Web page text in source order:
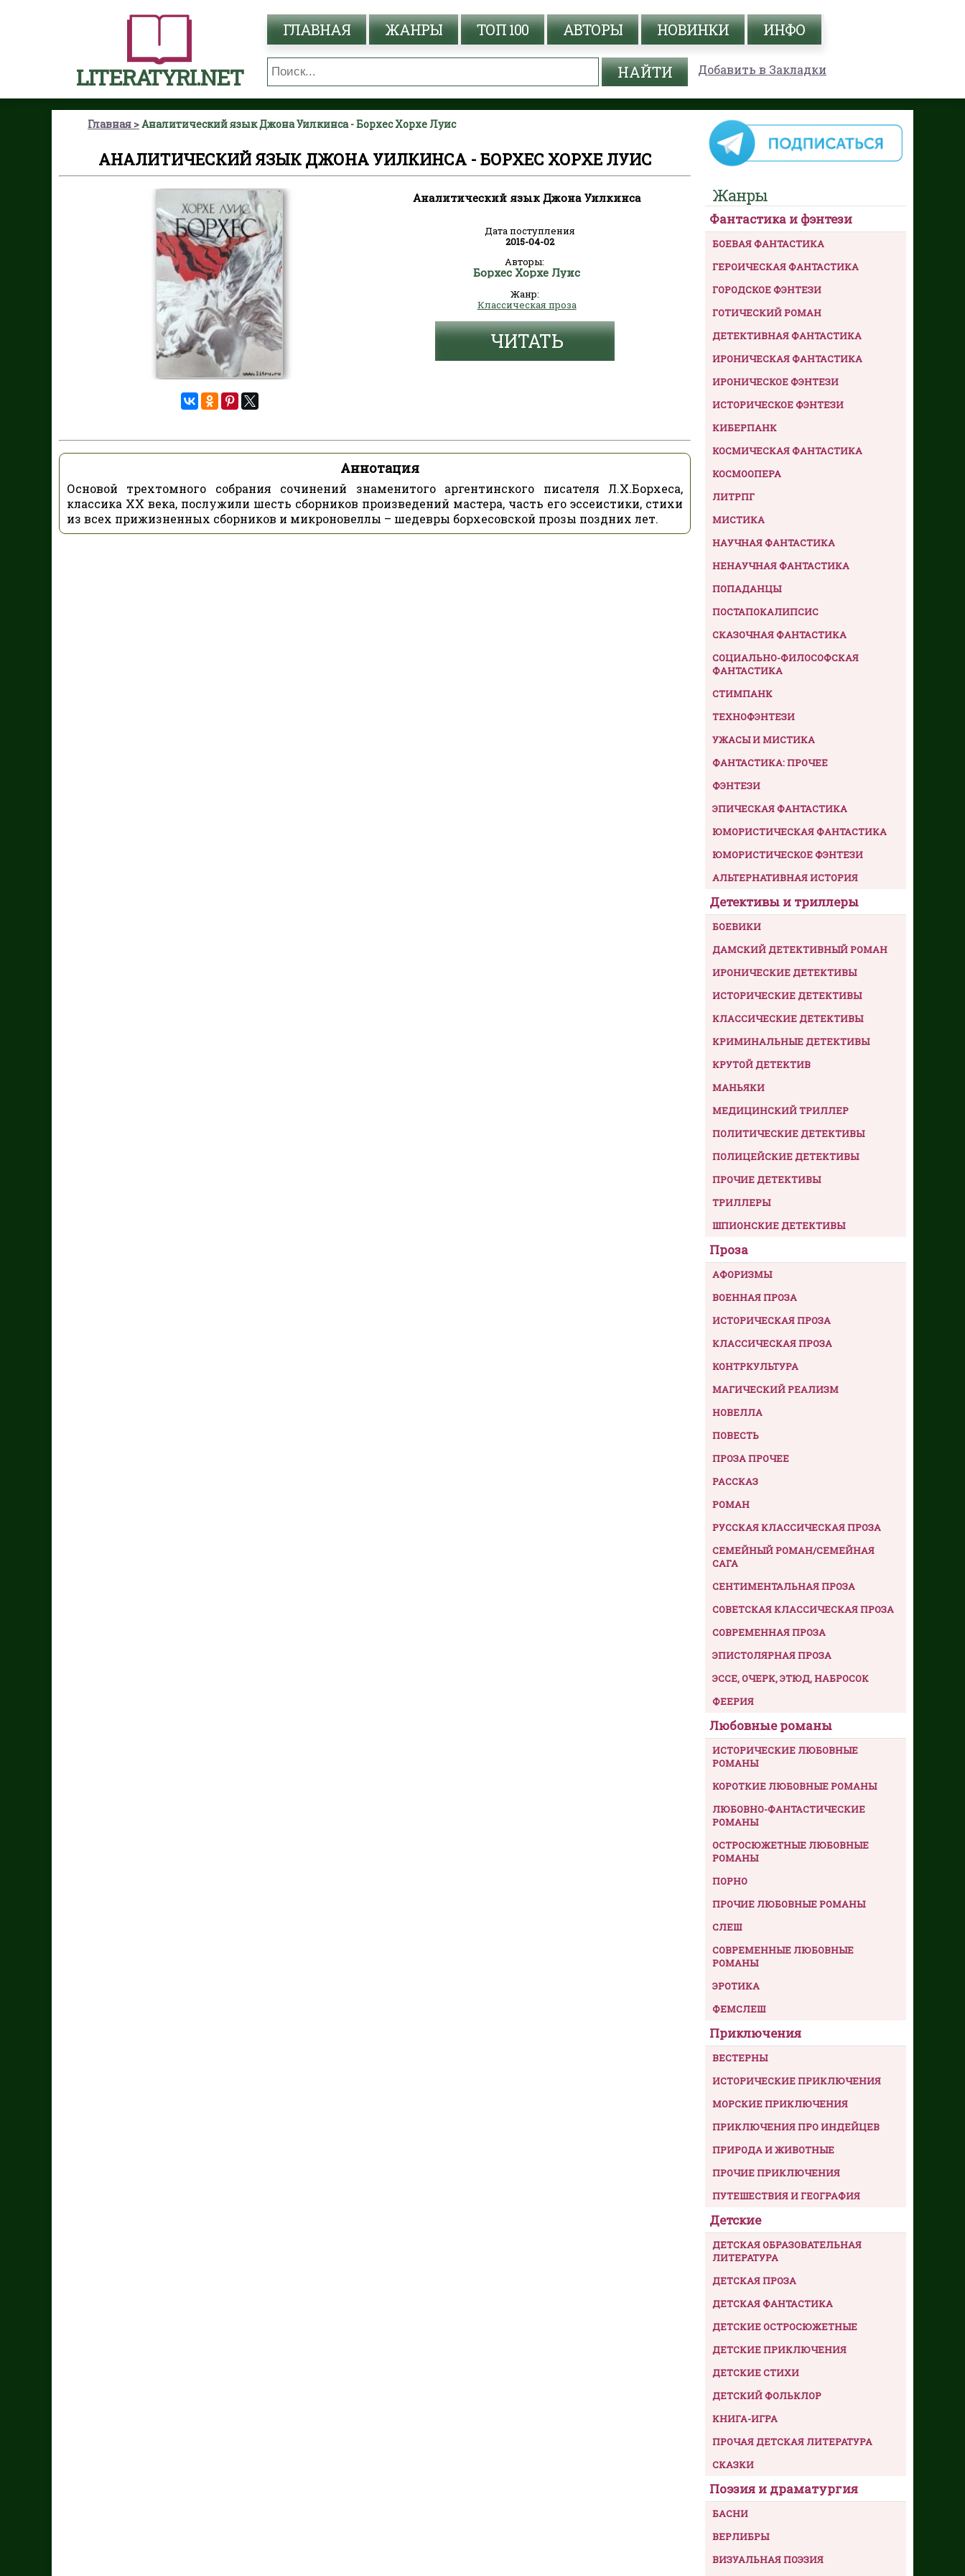
LITERATYRI.NET
ГЛАВНАЯ ЖАНРЫ ТОП 100 АВТОРЫ НОВИНКИ ИНФО
Добавить в Закладки
Главная Аналитический язык Джона Уилкинса - Борхес Хорхе Луис
АНАЛИТИЧЕСКИЙ ЯЗЫК ДЖОНА УИЛКИНСА - БОРХЕС ХОРХЕ ЛУИС
Аналитический язык Джона Уилкинса
Дата поступления
2015-04-02
Авторы:
Борхес Хорхе Луис
Жанр:
Классическая проза
ЧИТАТЬ
Аннотация
Основой трехтомного собрания сочинений знаменитого аргентинского писателя Л.Х.Борхеса,
классика ХХ века, послужили шесть сборников произведений мастера, часть его эссеистики, стихи
из всех прижизненных сборников и микроновеллы – шедевры борхесовской прозы поздних лет.
Жанры
Фантастика и фэнтези
БОЕВАЯ ФАНТАСТИКА
ГЕРОИЧЕСКАЯ ФАНТАСТИКА
ГОРОДСКОЕ ФЭНТЕЗИ
ГОТИЧЕСКИЙ РОМАН
ДЕТЕКТИВНАЯ ФАНТАСТИКА
ИРОНИЧЕСКАЯ ФАНТАСТИКА
ИРОНИЧЕСКОЕ ФЭНТЕЗИ
ИСТОРИЧЕСКОЕ ФЭНТЕЗИ
КИБЕРПАНК
КОСМИЧЕСКАЯ ФАНТАСТИКА
КОСМООПЕРА
ЛИТРПГ
МИСТИКА
НАУЧНАЯ ФАНТАСТИКА
НЕНАУЧНАЯ ФАНТАСТИКА
ПОПАДАНЦЫ
ПОСТАПОКАЛИПСИС
СКАЗОЧНАЯ ФАНТАСТИКА
СОЦИАЛЬНО-ФИЛОСОФСКАЯ
ФАНТАСТИКА
СТИМПАНК
ТЕХНОФЭНТЕЗИ
УЖАСЫ И МИСТИКА
ФАНТАСТИКА: ПРОЧЕЕ
ФЭНТЕЗИ
ЭПИЧЕСКАЯ ФАНТАСТИКА
ЮМОРИСТИЧЕСКАЯ ФАНТАСТИКА
ЮМОРИСТИЧЕСКОЕ ФЭНТЕЗИ
АЛЬТЕРНАТИВНАЯ ИСТОРИЯ
Детективы и триллеры
БОЕВИКИ
ДАМСКИЙ ДЕТЕКТИВНЫЙ РОМАН
ИРОНИЧЕСКИЕ ДЕТЕКТИВЫ
ИСТОРИЧЕСКИЕ ДЕТЕКТИВЫ
КЛАССИЧЕСКИЕ ДЕТЕКТИВЫ
КРИМИНАЛЬНЫЕ ДЕТЕКТИВЫ
КРУТОЙ ДЕТЕКТИВ
МАНЬЯКИ
МЕДИЦИНСКИЙ ТРИЛЛЕР
ПОЛИТИЧЕСКИЕ ДЕТЕКТИВЫ
ПОЛИЦЕЙСКИЕ ДЕТЕКТИВЫ
ПРОЧИЕ ДЕТЕКТИВЫ
ТРИЛЛЕРЫ
ШПИОНСКИЕ ДЕТЕКТИВЫ
Проза
АФОРИЗМЫ
ВОЕННАЯ ПРОЗА
ИСТОРИЧЕСКАЯ ПРОЗА
КЛАССИЧЕСКАЯ ПРОЗА
КОНТРКУЛЬТУРА
МАГИЧЕСКИЙ РЕАЛИЗМ
НОВЕЛЛА
ПОВЕСТЬ
ПРОЗА ПРОЧЕЕ
РАССКАЗ
РОМАН
РУССКАЯ КЛАССИЧЕСКАЯ ПРОЗА
СЕМЕЙНЫЙ РОМАН/СЕМЕЙНАЯ
САГА
СЕНТИМЕНТАЛЬНАЯ ПРОЗА
СОВЕТСКАЯ КЛАССИЧЕСКАЯ ПРОЗА
СОВРЕМЕННАЯ ПРОЗА
ЭПИСТОЛЯРНАЯ ПРОЗА
ЭССЕ, ОЧЕРК, ЭТЮД, НАБРОСОК
ФЕЕРИЯ
Любовные романы
ИСТОРИЧЕСКИЕ ЛЮБОВНЫЕ
РОМАНЫ
КОРОТКИЕ ЛЮБОВНЫЕ РОМАНЫ
ЛЮБОВНО-ФАНТАСТИЧЕСКИЕ
РОМАНЫ
ОСТРОСЮЖЕТНЫЕ ЛЮБОВНЫЕ
РОМАНЫ
ПОРНО
ПРОЧИЕ ЛЮБОВНЫЕ РОМАНЫ
СЛЕШ
СОВРЕМЕННЫЕ ЛЮБОВНЫЕ
РОМАНЫ
ЭРОТИКА
ФЕМСЛЕШ
Приключения
ВЕСТЕРНЫ
ИСТОРИЧЕСКИЕ ПРИКЛЮЧЕНИЯ
МОРСКИЕ ПРИКЛЮЧЕНИЯ
ПРИКЛЮЧЕНИЯ ПРО ИНДЕЙЦЕВ
ПРИРОДА И ЖИВОТНЫЕ
ПРОЧИЕ ПРИКЛЮЧЕНИЯ
ПУТЕШЕСТВИЯ И ГЕОГРАФИЯ
Детские
ДЕТСКАЯ ОБРАЗОВАТЕЛЬНАЯ
ЛИТЕРАТУРА
ДЕТСКАЯ ПРОЗА
ДЕТСКАЯ ФАНТАСТИКА
ДЕТСКИЕ ОСТРОСЮЖЕТНЫЕ
ДЕТСКИЕ ПРИКЛЮЧЕНИЯ
ДЕТСКИЕ СТИХИ
ДЕТСКИЙ ФОЛЬКЛОР
КНИГА-ИГРА
ПРОЧАЯ ДЕТСКАЯ ЛИТЕРАТУРА
СКАЗКИ
Поэзия и драматургия
БАСНИ
ВЕРЛИБРЫ
ВИЗУАЛЬНАЯ ПОЭЗИЯ